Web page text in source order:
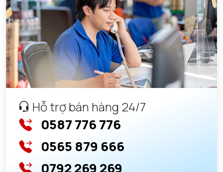
Hỗ trợ bán hàng 24/7
0587 776 776
0565 879 666
0792 269 269